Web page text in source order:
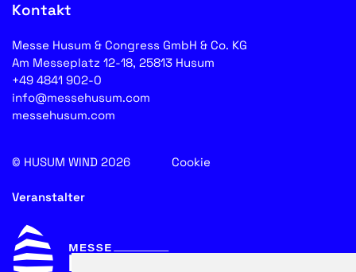
Kontakt
Messe Husum & Congress GmbH & Co. KG
Am Messeplatz 12-18, 25813 Husum
+49 4841 902-0
info@messehusum.com
messehusum.com
© HUSUM WIND 2026 Cookie
Veranstalter